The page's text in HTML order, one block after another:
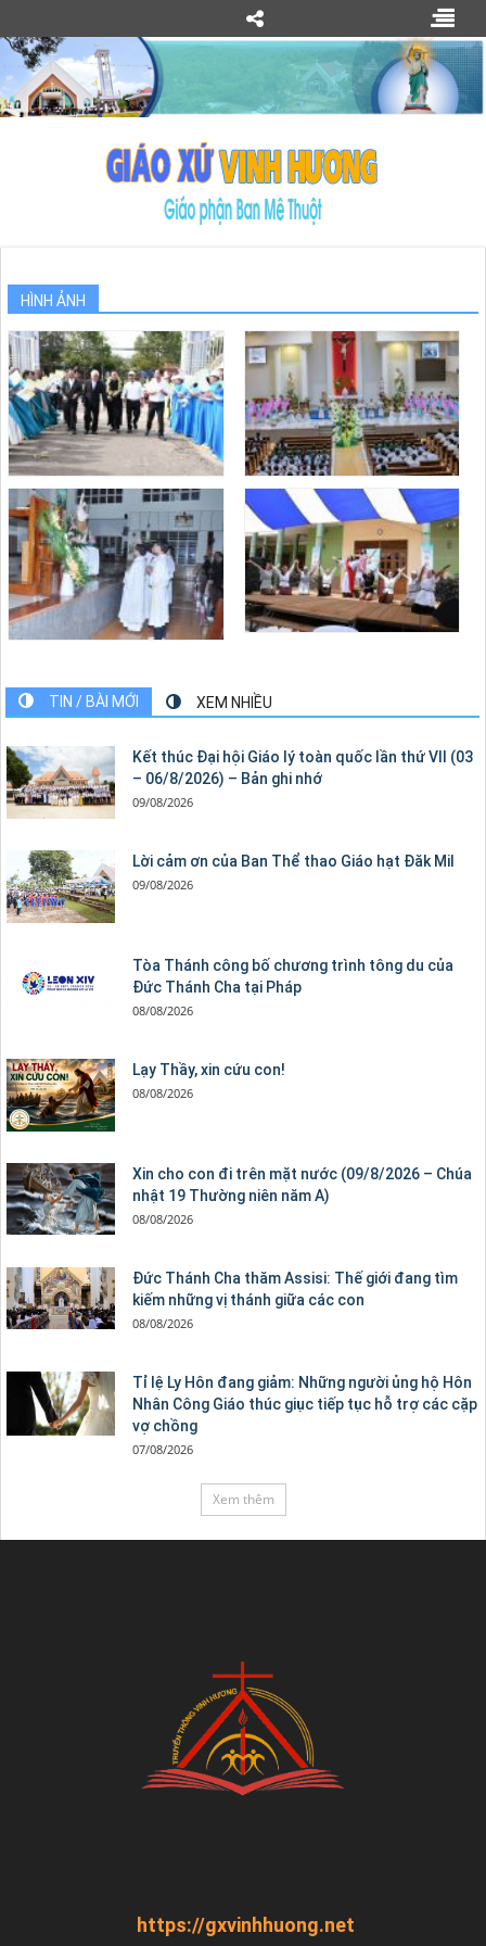
HÌNH ẢNH
TIN / BÀI MỚI XEM NHIỀU
Kết thúc Đại hội Giáo lý toàn quốc lần thứ VII (03
– 06/8/2026) – Bản ghi nhớ
09/08/2026
Lời cảm ơn của Ban Thể thao Giáo hạt Đăk Mil
09/08/2026
Tòa Thánh công bố chương trình tông du của
Đức Thánh Cha tại Pháp
08/08/2026
Lạy Thầy, xin cứu con!
08/08/2026
Xin cho con đi trên mặt nước (09/8/2026 – Chúa
nhật 19 Thường niên năm A)
08/08/2026
Đức Thánh Cha thăm Assisi: Thế giới đang tìm
kiếm những vị thánh giữa các con
08/08/2026
Tỉ lệ Ly Hôn đang giảm: Những người ủng hộ Hôn
Nhân Công Giáo thúc giục tiếp tục hỗ trợ các cặp
vợ chồng
07/08/2026
Xem thêm
https://gxvinhhuong.net